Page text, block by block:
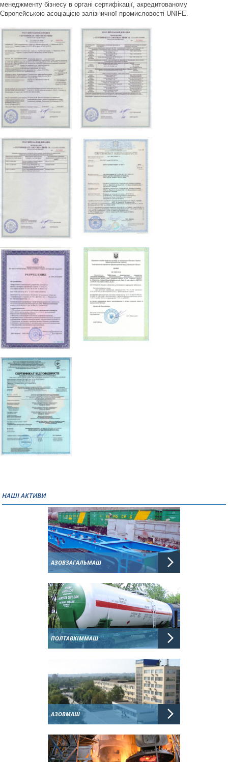
менеджменту бізнесу в органі сертифікації, акредитованому
Європейською асоціацією залізничної промисловості UNIFE.
НАШІ АКТИВИ
АЗОВЗАГАЛЬМАШ
ПОЛТАВХІММАШ
АЗОВМАШ